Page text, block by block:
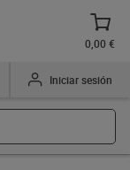
0,00 €
Iniciar sesión